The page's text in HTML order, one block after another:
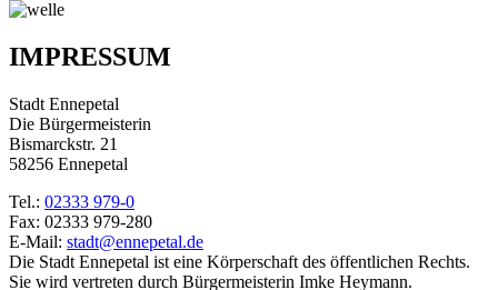
IMPRESSUM
Stadt Ennepetal
Die Bürgermeisterin
Bismarckstr. 21
58256 Ennepetal
Tel.: 02333 979-0
Fax: 02333 979-280
E-Mail: stadt@ennepetal.de
Die Stadt Ennepetal ist eine Körperschaft des öffentlichen Rechts.
Sie wird vertreten durch Bürgermeisterin Imke Heymann.